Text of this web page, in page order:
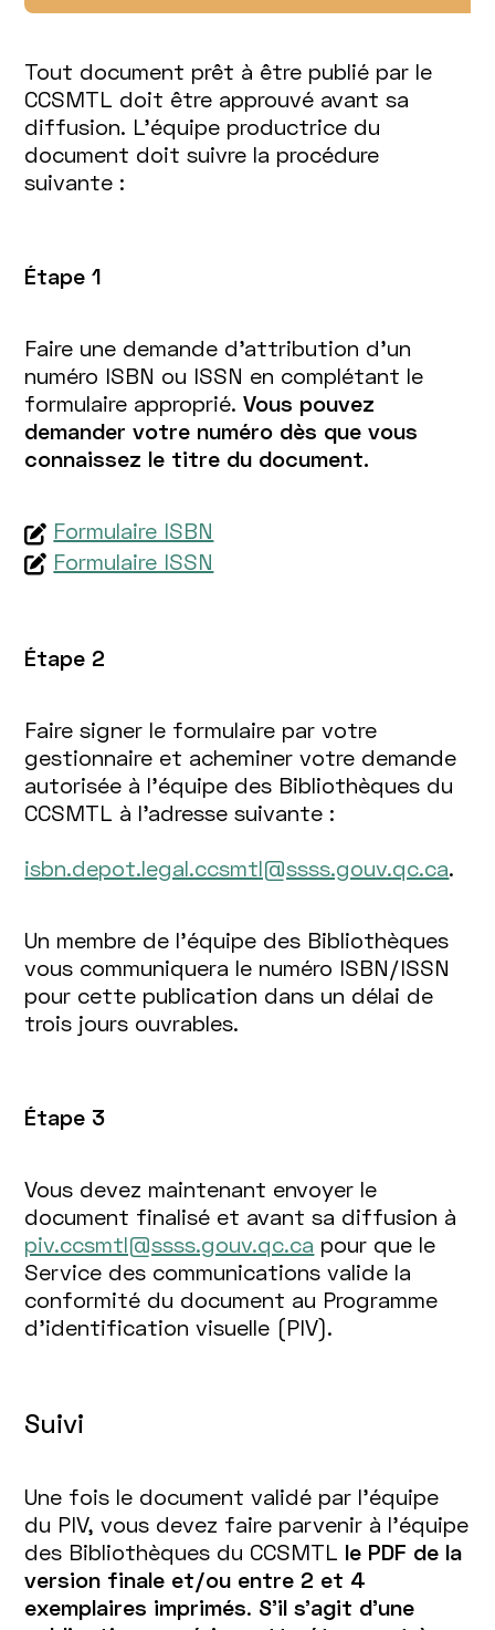
Tout document prêt à être publié par le
CCSMTL doit être approuvé avant sa
diffusion. L’équipe productrice du
document doit suivre la procédure
suivante :
Étape 1
Faire une demande d’attribution d’un
numéro ISBN ou ISSN en complétant le
formulaire approprié.Vous pouvez
demander votre numéro dès que vous
connaissez le titre du document.
Formulaire ISBN
Formulaire ISSN
Étape 2
Faire signer le formulaire par votre
gestionnaire et acheminer votre demande
autorisée à l'équipe des Bibliothèques du
CCSMTL à l'adresse suivante :
isbn.depot.legal.ccsmtl@ssss.gouv.qc.ca.
Un membre de l'équipe des Bibliothèques
vous communiquera le numéro ISBN/ISSN
pour cette publication dans un délai de
trois jours ouvrables.
Étape 3
Vous devez maintenant envoyer le
document finalisé et avant sa diffusion à
piv.ccsmtl@ssss.gouv.qc.ca pour que le
Service des communications valide la
conformité du document au Programme
d’identification visuelle (PIV).
Suivi
Une fois le document validé par l'équipe
du PIV, vous devez faire parvenir à l'équipe
des Bibliothèques du CCSMTL le PDF de la
version finale et/ou entre 2 et 4
exemplaires imprimés. S'il s'agit d'une